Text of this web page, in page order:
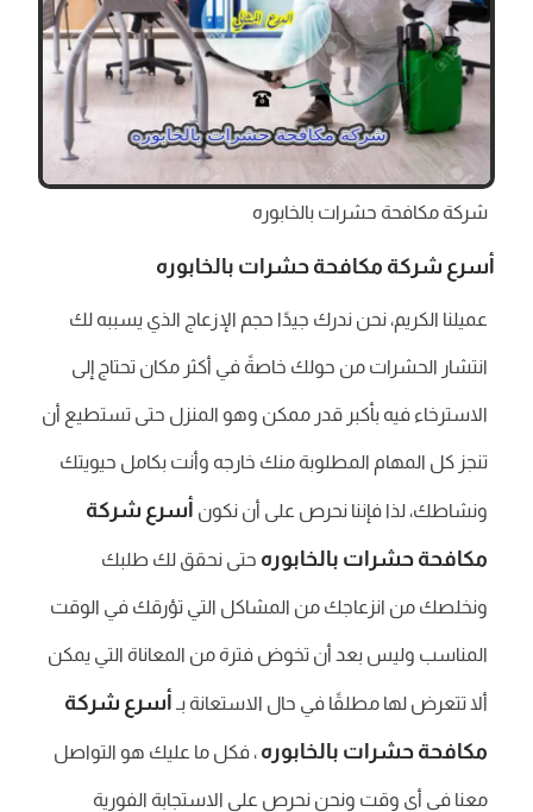
شركة مكافحة حشرات بالخابوره
أسرع شركة مكافحة حشرات بالخابوره
عميلنا الكريم، نحن ندرك جيدًا حجم الإزعاج الذي يسببه لك
انتشار الحشرات من حولك خاصةً في أكثر مكان تحتاج إلى
الاسترخاء فيه بأكبر قدر ممكن وهو المنزل حتى تستطيع أن
تنجز كل المهام المطلوبة منك خارجه وأنت بكامل حيويتك
ونشاطك، لذا فإننا نحرص على أن نكون أسرع شركة
مكافحة حشرات بالخابوره حتى نحقق لك طلبك
ونخلصك من انزعاجك من المشاكل التي تؤرقك في الوقت
المناسب وليس بعد أن تخوض فترة من المعاناة التي يمكن
ألا تتعرض لها مطلقًا في حال الاستعانة بـ أسرع شركة
مكافحة حشرات بالخابوره، فكل ما عليك هو التواصل
معنا في أي وقت ونحن نحرص على الاستجابة الفورية